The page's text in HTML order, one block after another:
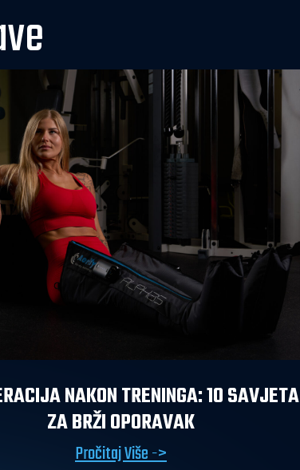
NAKON TRENINGA: 10 SAVJETA
ZA BRŽI OPORAVAK
Pročitaj Više ->